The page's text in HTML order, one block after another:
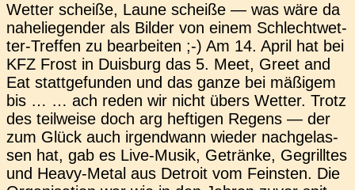
Wetter schei­ße, Laune schei­ße — was wäre da
nahe­lie­gen­der als Bilder von einem Schlech­t­­we­t­­
ter-Tre­f­­fen zu bear­bei­ten ;-) Am 14. April hat bei
KFZ Frost in Duis­burg das 5. Meet, Greet and
Eat statt­ge­fun­den und das ganze bei mäßi­gem
bis … … ach reden wir nicht übers Wetter. Trotz
des teil­wei­se doch arg hef­ti­gen Regens — der
zum Glück auch irgend­wann wieder nach­ge­las­
sen hat, gab es Live-Musik, Geträn­ke, Gegrill­tes
und Heavy-Metal aus Detroit vom Feins­ten. Die